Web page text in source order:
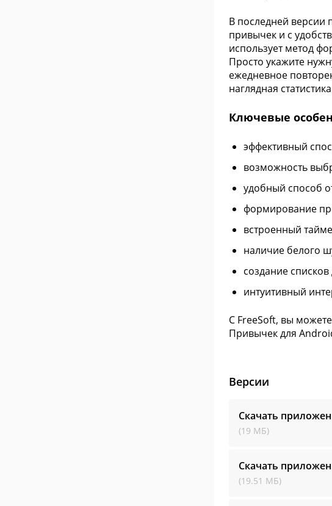
В последней
привычек и с
использует метод
Просто укажите
ежедневное
наглядная
Ключевые
эффективный
возможность
удобный способ
формирование
встроенный
наличие белого
создание
интуитивный
С FreeSoft, вы
Привычек для
Версии
Скачать
(19 МБ)
Скачать
(19.51 МБ)